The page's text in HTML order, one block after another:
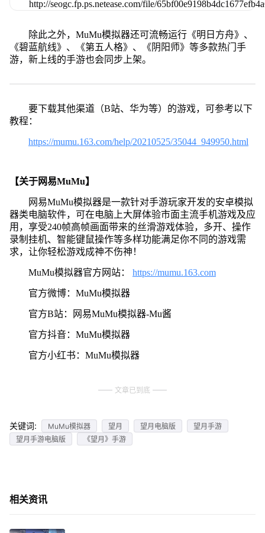
除此之外，MuMu模拟器还可流畅运行《明日方舟》、
《碧蓝航线》、《第五人格》、《阴阳师》等多款热门手
游，新上线的手游也会同步上架。
要下载其他渠道（B站、华为等）的游戏，可参考以下
教程：
https://mumu.163.com/help/20210525/35044_949950.html
【关于网易MuMu】
网易MuMu模拟器是一款针对手游玩家开发的安卓模拟
器类电脑软件，可在电脑上大屏体验市面主流手机游戏及应
用，享受240帧高帧画面带来的丝滑游戏体验，多开、操作
录制挂机、智能键鼠操作等多样功能满足你不同的游戏需
求，让你轻松游戏成神不伤神！
MuMu模拟器官方网站： https://mumu.163.com
官方微博：MuMu模拟器
官方B站：网易MuMu模拟器-Mu酱
官方抖音：MuMu模拟器
官方小红书：MuMu模拟器
文章已到底
关键词: MuMu模拟器 望月 望月电脑版
望月手游
望月手游电脑版
《望月》手游
相关资讯